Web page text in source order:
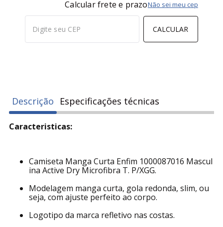
Calcular frete e prazo
CALCULAR
Não sei meu cep
Descrição Especificações técnicas
Caracteristicas:
Camiseta Manga Curta Enfim 1000087016 Mascul
ina Active Dry Microfibra T. P/XGG.
Modelagem manga curta, gola redonda, slim, ou
seja, com ajuste perfeito ao corpo.
Logotipo da marca refletivo nas costas.